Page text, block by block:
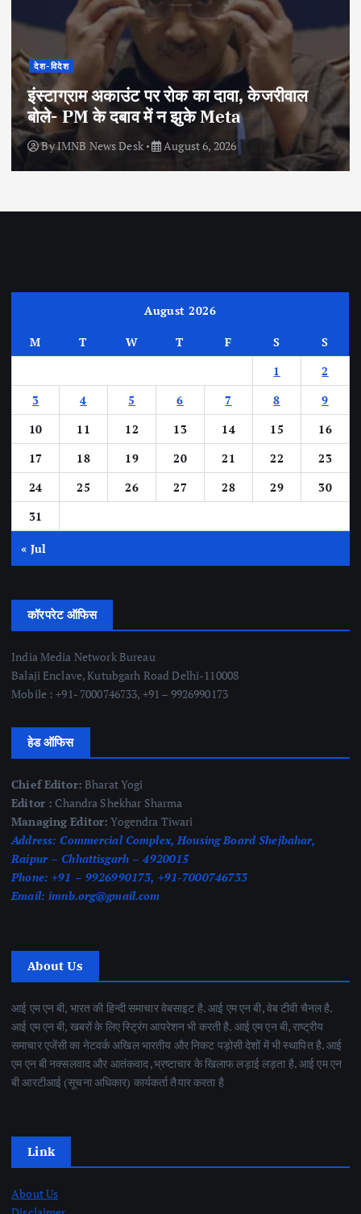
देश-विदेश
इंस्टाग्राम अकाउंट पर रोक का दावा, केजरीवाल
बोले- PM के दबाव में न झुके Meta
ByIMNB News Desk August 6, 2026
August 2026
M T W T F S
S
1
2
3
4 5 6 7 8
9
10
11 12 13 14 15
16
17
18 19 20 21 22
23
24
25 26 27 28 29
30
31
« Jul
कॉरपरेट ऑफिस
India Media Network Bureau
Balaji Enclave, Kutubgarh Road Delhi-110008
Mobile : +91- 7000746733, +91 – 9926990173
हेड ऑफिस
Chief Editor: Bharat Yogi
Editor : Chandra Shekhar Sharma
Managing Editor: Yogendra Tiwari
Address: Commercial Complex, Housing Board Shejbahar,
Raipur – Chhattisgarh – 4920015
Phone: +91 – 9926990173, +91-7000746733
Email: imnb.org@gmail.com
About Us
आई एम एन बी, भारत की हिन्दी समाचार वेबसाइट है. आई एम एन बी, वेब टीवी चैनल है.
आई एम एन बी, खबरों के लिए स्ट्रिंग आपरेशन भी करती है. आई एम एन बी, राष्ट्रीय
समाचार एजेंसी का नेटवर्क अखिल भारतीय और निकट पड़ोसी देशों में भी स्थापित है. आई
एम एन बी नक्सलवाद और आतंकवाद ,भ्रष्टाचार के खिलाफ लड़ाई लड़ता है. आई एम एन
बी आरटीआई (सूचना अधिकार) कार्यकर्ता तैयार करता है
Link
About Us